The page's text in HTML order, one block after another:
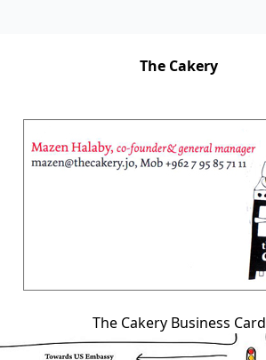
The Cakery
The Cakery Business Card